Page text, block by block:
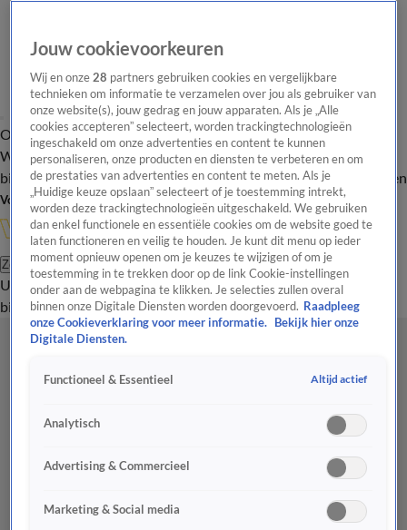
Overzicht Onze programma's Uitzendingen Onze gezichten
In de
WandelgangenInterviewsUitzending
bijwonenPodcastShopVeelgestelde vragenKijkersvraag insturen
Volg Vandaag Inside
Zoeken
UitzendingenVandaag InsideDe OranjezomerShopUitzending
bijwonen
Jouw cookievoorkeuren
Wij en onze28 partners gebruiken cookies en vergelijkbare
technieken om informatie te verzamelen over jou als gebruiker van
onze website(s), jouw gedrag en jouw apparaten. Als je „Alle
cookies accepteren” selecteert, worden trackingtechnologieën
ingeschakeld om onze advertenties en content te kunnen
personaliseren, onze producten en diensten te verbeteren en om
de prestaties van advertenties en content te meten. Als je
„Huidige keuze opslaan” selecteert of je toestemming intrekt,
worden deze trackingtechnologieën uitgeschakeld. We gebruiken
dan enkel functionele en essentiële cookies om de website goed te
laten functioneren en veilig te houden. Je kunt dit menu op ieder
moment opnieuw openen om je keuzes te wijzigen of om je
toestemming in te trekken door op de link Cookie-instellingen
onder aan de webpagina te klikken. Je selecties zullen overal
binnen onze Digitale Diensten worden doorgevoerd. Raadpleeg
onze Cookieverklaring voor meer informatie.
Bekijk hier onze
Digitale Diensten.
Functioneel & Essentieel Altijd actief
Analytisch
Advertising & Commercieel
Marketing & Social media